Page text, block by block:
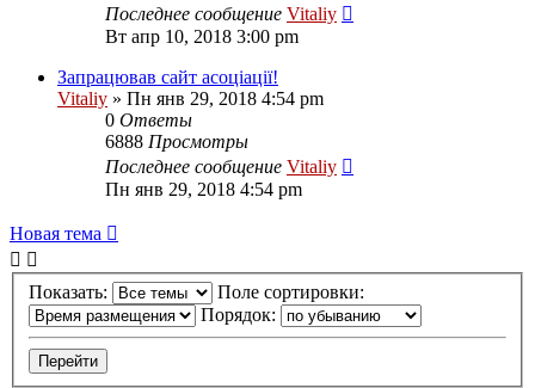
Последнее сообщение Vitaliy
Вт апр 10, 2018 3:00 pm
Запрацював сайт асоціації!
Vitaliy » Пн янв 29, 2018 4:54 pm
0 Ответы
6888 Просмотры
Последнее сообщение Vitaliy
Пн янв 29, 2018 4:54 pm
Новая тема
Показать:
Поле сортировки:
Порядок: